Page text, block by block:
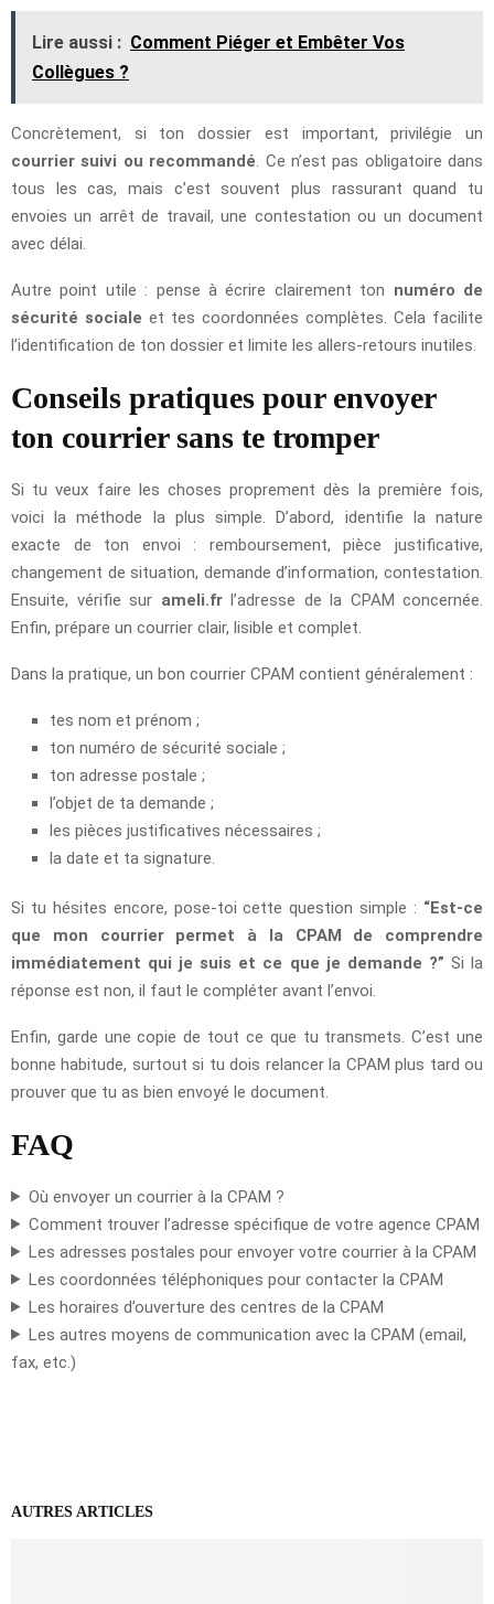
Lire aussi : Comment Piéger et Embêter Vos
Collègues ?
Concrètement, si ton dossier est important, privilégie un
courrier suivi ou recommandé . Ce n’est pas obligatoire dans
tous les cas, mais c’est souvent plus rassurant quand tu
envoies un arrêt de travail, une contestation ou un document
avec délai.
Autre point utile : pense à écrire clairement ton numéro de
sécurité sociale et tes coordonnées complètes. Cela facilite
l’identification de ton dossier et limite les allers-retours inutiles.
Conseils pratiques pour envoyer
ton courrier sans te tromper
Si tu veux faire les choses proprement dès la première fois,
voici la méthode la plus simple. D’abord, identifie la nature
exacte de ton envoi : remboursement, pièce justificative,
changement de situation, demande d’information, contestation.
Ensuite, vérifie sur ameli.frl’adresse de la CPAM concernée.
Enfin, prépare un courrier clair, lisible et complet.
Dans la pratique, un bon courrier CPAM contient généralement :
tes nom et prénom ;
ton numéro de sécurité sociale ;
ton adresse postale ;
l’objet de ta demande ;
les pièces justificatives nécessaires ;
la date et ta signature.
Si tu hésites encore, pose-toi cette question simple : “Est-ce
que mon courrier permet à la CPAM de comprendre
immédiatement qui je suis et ce que je demande ?” Si la
réponse est non, il faut le compléter avant l’envoi.
Enfin, garde une copie de tout ce que tu transmets. C’est une
bonne habitude, surtout si tu dois relancer la CPAM plus tard ou
prouver que tu as bien envoyé le document.
FAQ
Où envoyer un courrier à la CPAM ?
Comment trouver l’adresse spécifique de votre agence CPAM
Les adresses postales pour envoyer votre courrier à la CPAM
Les coordonnées téléphoniques pour contacter la CPAM
Les horaires d’ouverture des centres de la CPAM
Les autres moyens de communication avec la CPAM (email,
fax, etc.)
AUTRES ARTICLES